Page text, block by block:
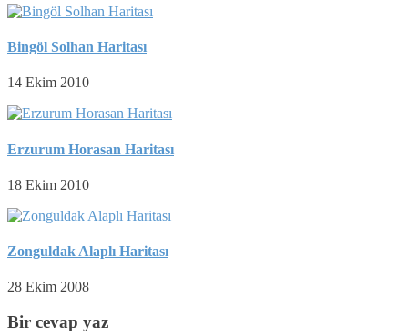
Bingöl Solhan Haritası
14 Ekim 2010
Erzurum Horasan Haritası
18 Ekim 2010
Zonguldak Alaplı Haritası
28 Ekim 2008
Bir cevap yaz